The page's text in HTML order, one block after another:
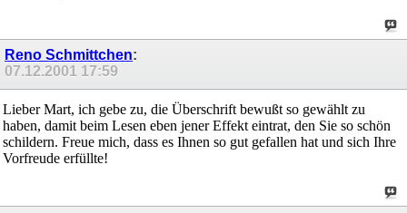
Reno Schmittchen:
07.12.2001 17:59
Lieber Mart, ich gebe zu, die Überschrift bewußt so gewählt zu
haben, damit beim Lesen eben jener Effekt eintrat, den Sie so schön
schildern. Freue mich, dass es Ihnen so gut gefallen hat und sich Ihre
Vorfreude erfüllte!